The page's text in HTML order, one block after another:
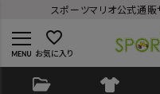
スポーツマリオ公式通
favorite_border
お気に入り